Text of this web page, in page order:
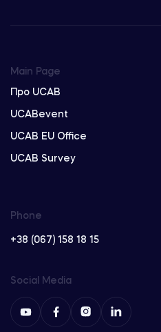
Main Page
Про UCAB
UCABevent
UCAB EU Office
UCAB Survey
Phone
+38 (067) 158 18 15
Social Media